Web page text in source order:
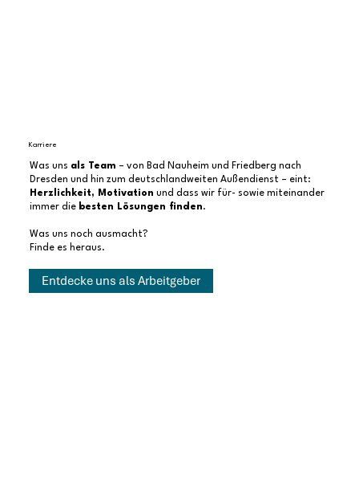
Karriere
Was uns als Team – von Bad Nauheim und Friedberg nach
Dresden und hin zum deutschlandweiten Außendienst – eint:
Herzlichkeit, Motivation und dass wir für- sowie miteinander
immer die besten Lösungen finden.
Was uns noch ausmacht?
Finde es heraus.
Entdecke uns als Arbeitgeber